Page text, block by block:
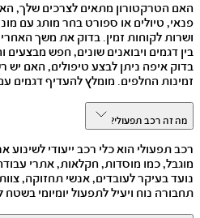
האם הטרקטורון מתאים לצרכים שלך,
פנאי, טיולים או ספורט בחר מותג עם
ושרות לקוחות זמין. בדוק את משך
בין דגמים ויבואנים שונים, חפש מבצעים
בדוק איפה ניתן לבצע טיפולים, האם יש
זמינות החלפים. מומלץ להעדיף דגמים
מה זה רכב תפעולי?
רכב תפעולי הוא כלי רכב ייעודי לשינוע
מוגבל, כמו מוסדות, חקלאות, אתרי
נועד בעיקר לעובדים, אנשי תחזוקה,
תחבורה נוח ויעיל לתפעול יומיומי בשטח